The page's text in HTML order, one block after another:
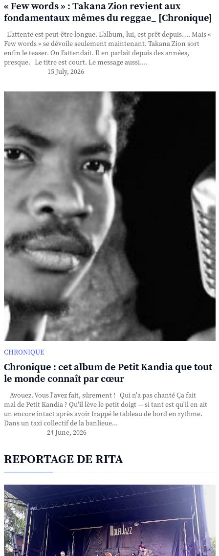
« Few words » : Takana Zion revient aux
fondamentaux mêmes du reggae_ [Chronique]
L’attente est peut-être longue. L’album, lui, est prêt depuis…. Mais «
Few words » se dévoile seulement maintenant. Takana Zion sort
enfin le teaser. On l’attendait. Il en parlait depuis des années,
presque. Le titre est court. Le message aussi....
15 July, 2026
CHRONIQUE
Chronique : cet album de Petit Kandia que tout
le monde connaît par cœur
Avouez. Vous l'avez fait, sûrement ! Qui n'a pas chanté Ça fait
mal de Petit Kandia ? Qu'il lève le petit doigt — si tant est qu'il en ait
un encore intact après avoir frappé le tableau de bord en rythme.
Dans un taxi collectif de la banlieue...
24 June, 2026
REPORTAGE DE RITA